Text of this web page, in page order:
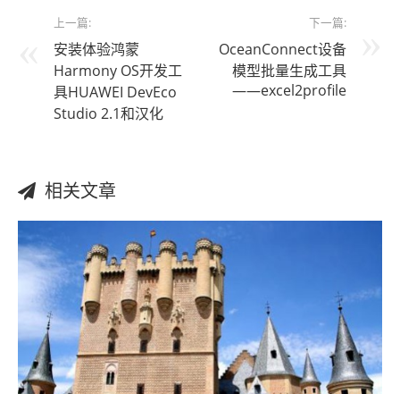
上一篇:
安装体验鸿蒙
Harmony OS开发工
具HUAWEI DevEco
Studio 2.1和汉化
下一篇:
OceanConnect设备
模型批量生成工具
——excel2profile
相关文章